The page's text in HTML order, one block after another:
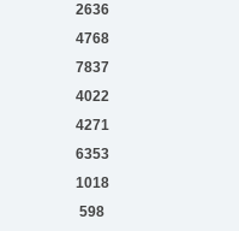
2636
4768
7837
4022
4271
6353
1018
598